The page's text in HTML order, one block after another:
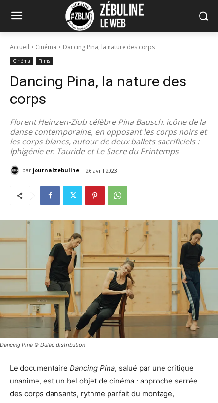
Accueil Cinéma Dancing Pina, la nature des corps
Cinéma Films
Dancing Pina, la nature des
corps
Florent Heinzen-Ziob célèbre Pina Bausch, icône de la
danse contemporaine, en opposant les corps noirs et
les corps blancs, autour de deux ballets sacrificiels :
Iphigénie en Tauride et Le Sacre du Printemps
par journalzebuline 26 avril 2023
Dancing Pina © Dulac distribution
Le documentaire Dancing Pina, salué par une critique
unanime, est un bel objet de cinéma : approche serrée
des corps dansants, rythme parfait du montage,